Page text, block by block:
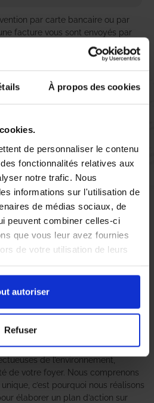
À propos des cookies
de personnaliser le contenu
fonctionnalités relatives aux
notre trafic. Nous
informations sur l'utilisation de
de médias sociaux, de
peuvent combiner celles-ci
que vous leur avez fournies
de votre utilisation de leurs
autoriser
Refuser
par carte bancaire ou par
facture vous sont envoyés par
d’évaluation de votre expérience
AS DE PIC.
pensé à tout
de désinsectisation
de Pic se distingue comme un
situation. Notre équipe de
des méthodes detraitement des
de l’environnement,
de votre foyer. Nous comprenons
c’est pourquoi nous réalisons
élaborer un plan d’action sur